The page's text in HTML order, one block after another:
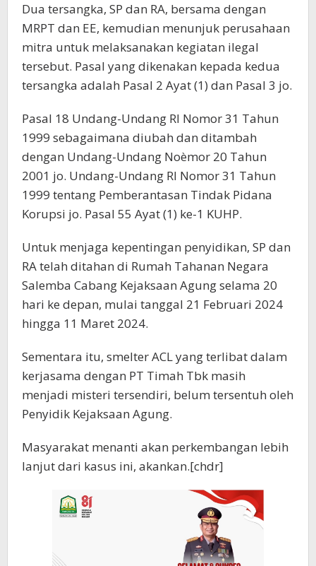
Dua tersangka, SP dan RA, bersama dengan
MRPT dan EE, kemudian menunjuk perusahaan
mitra untuk melaksanakan kegiatan ilegal
tersebut. Pasal yang dikenakan kepada kedua
tersangka adalah Pasal 2 Ayat (1) dan Pasal 3 jo.
Pasal 18 Undang-Undang RI Nomor 31 Tahun
1999 sebagaimana diubah dan ditambah
dengan Undang-Undang Noèmor 20 Tahun
2001 jo. Undang-Undang RI Nomor 31 Tahun
1999 tentang Pemberantasan Tindak Pidana
Korupsi jo. Pasal 55 Ayat (1) ke-1 KUHP.
Untuk menjaga kepentingan penyidikan, SP dan
RA telah ditahan di Rumah Tahanan Negara
Salemba Cabang Kejaksaan Agung selama 20
hari ke depan, mulai tanggal 21 Februari 2024
hingga 11 Maret 2024.
Sementara itu, smelter ACL yang terlibat dalam
kerjasama dengan PT Timah Tbk masih
menjadi misteri tersendiri, belum tersentuh oleh
Penyidik Kejaksaan Agung.
Masyarakat menanti akan perkembangan lebih
lanjut dari kasus ini, akankan.[chdr]